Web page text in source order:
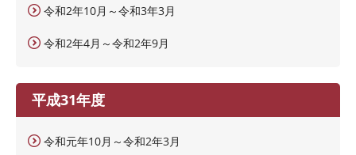
令和2年10月～令和3年3月
令和2年4月～令和2年9月
平成31年度
令和元年10月～令和2年3月